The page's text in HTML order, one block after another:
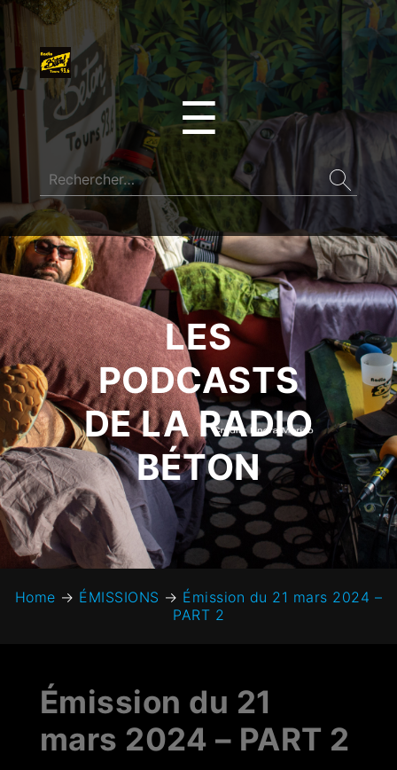
☰
LES
PODCASTS
DE LA RADIO
BÉTON
Home → ÉMISSIONS → Émission du 21 mars 2024 –
PART 2
Émission du 21
mars 2024 – PART 2